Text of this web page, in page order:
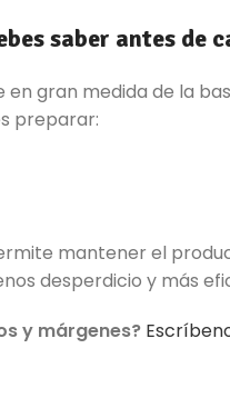
saber antes de
gran medida de la
preparar:
mantener el
desperdicio y más
y márgenes?